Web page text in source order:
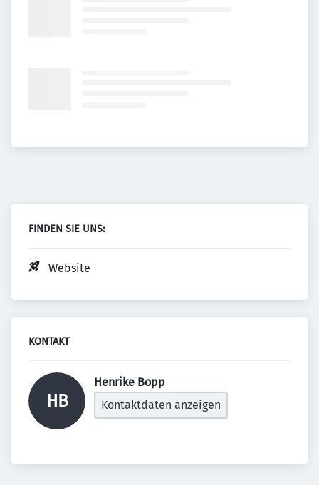
FINDEN SIE UNS:
Website
KONTAKT
HB
Henrike Bopp
Kontaktdaten anzeigen